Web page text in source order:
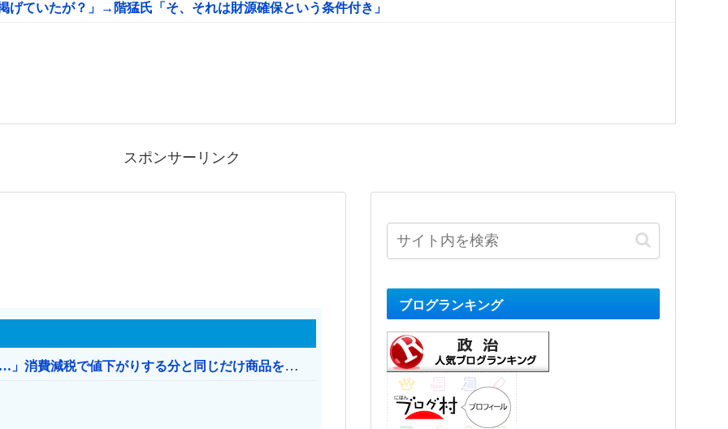
ていたが？」→階猛氏「そ、それは財源確保という条件付き」
スポンサーリンク
【消費税率1％】 「下げるのが筋なんですけど…」消費減税で値下がりする分と同じだけ商品を値上げして店頭価格を変えない店も
ブログランキング